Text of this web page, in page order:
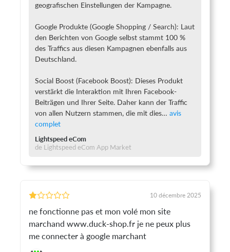
geografischen Einstellungen der Kampagne.
Google Produkte (Google Shopping / Search): Laut
den Berichten von Google selbst stammt 100 %
des Traffics aus diesen Kampagnen ebenfalls aus
Deutschland.
Social Boost (Facebook Boost): Dieses Produkt
verstärkt die Interaktion mit Ihren Facebook-
Beiträgen und Ihrer Seite. Daher kann der Traffic
von allen Nutzern stammen, die mit dies
Lightspeed eCom
de Lightspeed eCom App Market
10 décembre 2025
ne fonctionne pas et mon volé mon site
marchand www.duck-shop.fr je ne peux plus
me connecter à google marchant